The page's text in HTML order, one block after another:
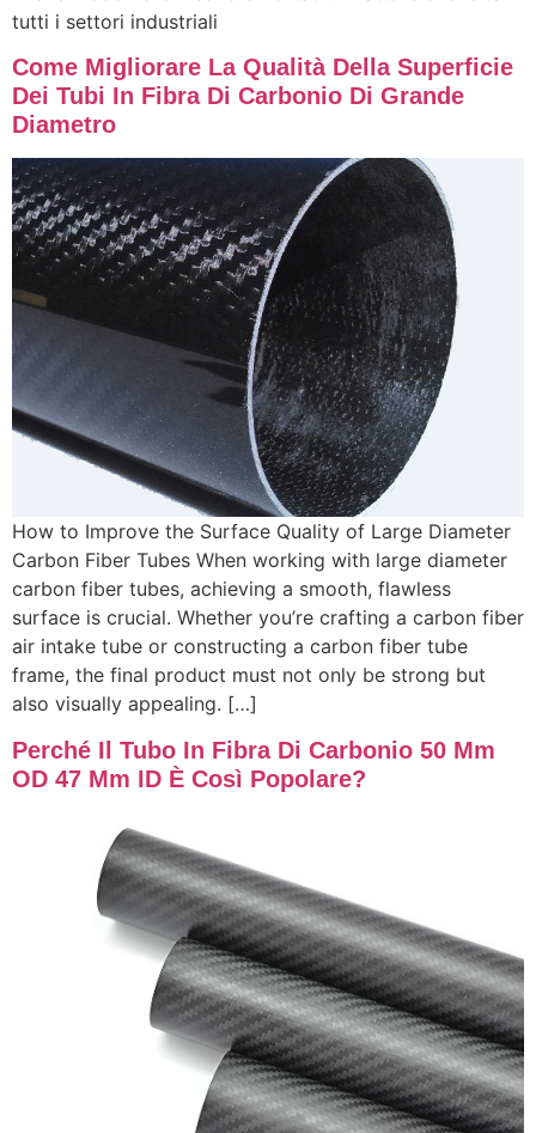
tutti i settori industriali
Come Migliorare La Qualità Della Superficie
Dei Tubi In Fibra Di Carbonio Di Grande
Diametro
How to Improve the Surface Quality of Large Diameter
Carbon Fiber Tubes When working with large diameter
carbon fiber tubes, achieving a smooth, flawless
surface is crucial. Whether you’re crafting a carbon fiber
air intake tube or constructing a carbon fiber tube
frame, the final product must not only be strong but
also visually appealing. […]
Perché Il Tubo In Fibra Di Carbonio 50 Mm
OD 47 Mm ID È Così Popolare?